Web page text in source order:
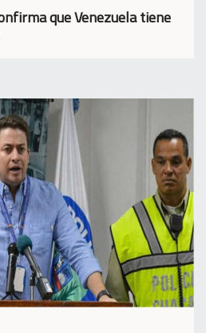
que Venezuela tiene